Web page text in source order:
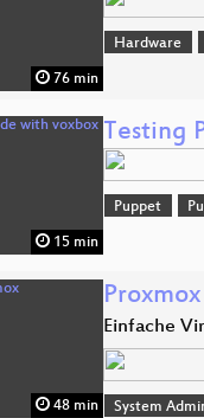
76 min
Hardware
15 min
Testing
Puppet
48 min
Proxmox
Einfache
System